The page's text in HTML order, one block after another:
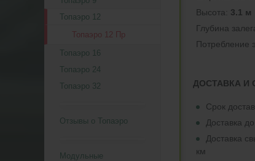
Топаэро 12
Топаэро 12 Пр
Топаэро 16
Топаэро 24
Топаэро 32
Отзывы о Топаэро
Модульные
Высота: 3.1 м
Глубина
Потреблeние
ДОСТАВКА И
Срок
Доставка
Доставка
км